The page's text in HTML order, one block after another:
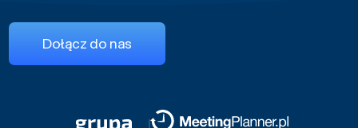
Dołącz do nas